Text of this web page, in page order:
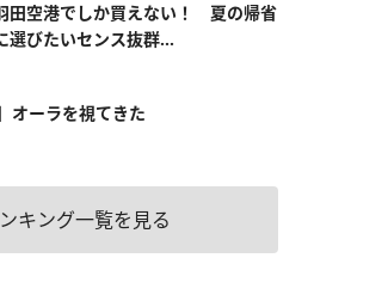
田空港でしか買えない！ 夏の帰省
選びたいセンス抜群...
オーラを視てきた
キング一覧を見る